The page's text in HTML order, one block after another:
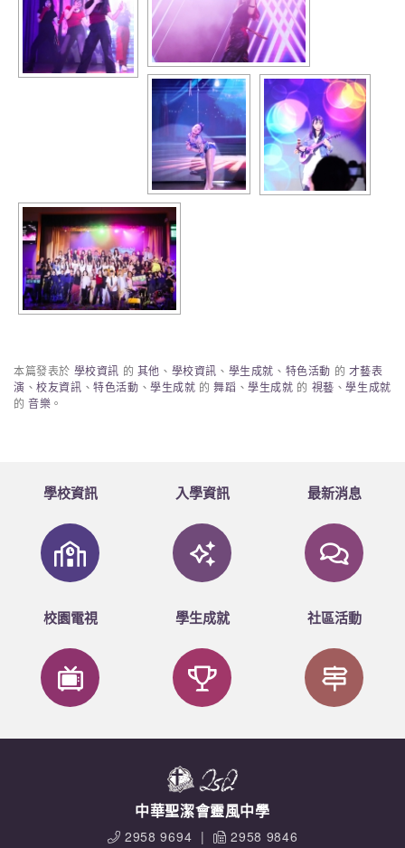
本篇發表於 學校資訊 的 其他 、 學校資訊 、 學生成就 、 特色活動 的 才藝表
演 、校友資訊 、特色活動 、學生成就 的舞蹈 、學生成就 的 視藝 、學生成就
的音樂 。
學校資訊 入學資訊 最新消息
校園電視 學生成就 社區活動
中華聖潔會靈風中學
2958 9694 | 2958 9846